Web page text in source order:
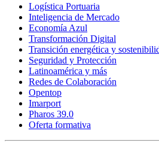
Logística Portuaria
Inteligencia de Mercado
Economía Azul
Transformación Digital
Transición energética y
Seguridad y Protección
Latinoamérica y más
Redes de Colaboración
Opentop
Imarport
Pharos 39.0
Oferta formativa